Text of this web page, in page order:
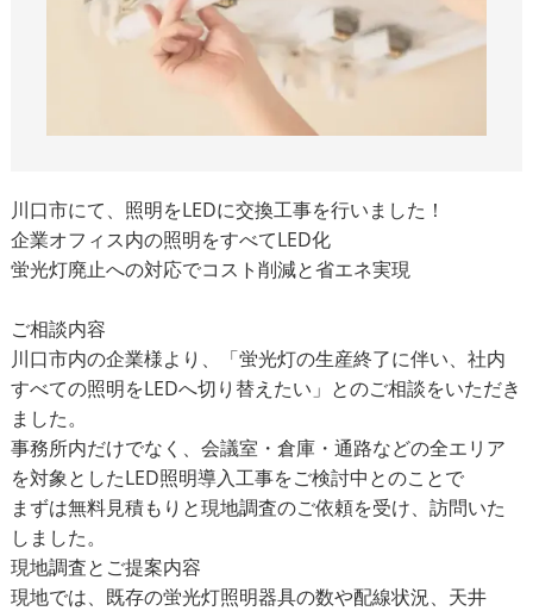
川口市にて、照明をLEDに交換工事を行いました！
企業オフィス内の照明をすべてLED化
蛍光灯廃止への対応でコスト削減と省エネ実現
ご相談内容
川口市内の企業様より、「蛍光灯の生産終了に伴い、社内
すべての照明をLEDへ切り替えたい」とのご相談をいただき
ました。
事務所内だけでなく、会議室・倉庫・通路などの全エリア
を対象としたLED照明導入工事をご検討中とのことで
まずは無料見積もりと現地調査のご依頼を受け、訪問いた
しました。
現地調査とご提案内容
現地では、既存の蛍光灯照明器具の数や配線状況、天井